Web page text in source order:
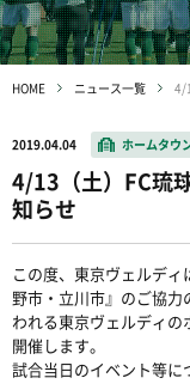
HOME ニュース一覧
2019.04.04 ホームタウ
4/13（土）FC琉
知らせ
この度、東京ヴェルデ
野市・立川市』のご協
われる東京ヴェルディ
開催します。
試合当日のイベント等に